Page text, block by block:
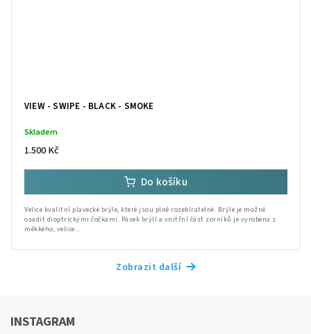
VIEW - SWIPE - BLACK - SMOKE
Skladem
1.500 Kč
Do košíku
Velice kvalitní plavecké brýle, které jsou plně rozebíratelné. Brýle je možné
osadit dioptrickými čočkami. Pásek brýlí a vnitřní část zorníků je vyrobena z
měkkého, velice...
Zobrazit další
INSTAGRAM